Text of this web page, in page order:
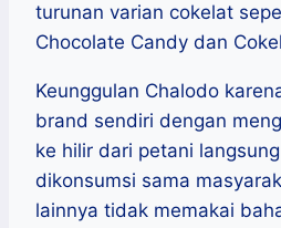
turunan varian cokelat
Chocolate Candy dan
Keunggulan Chalodo
brand sendiri dengan
ke hilir dari petani
dikonsumsi sama
lainnya tidak memakai